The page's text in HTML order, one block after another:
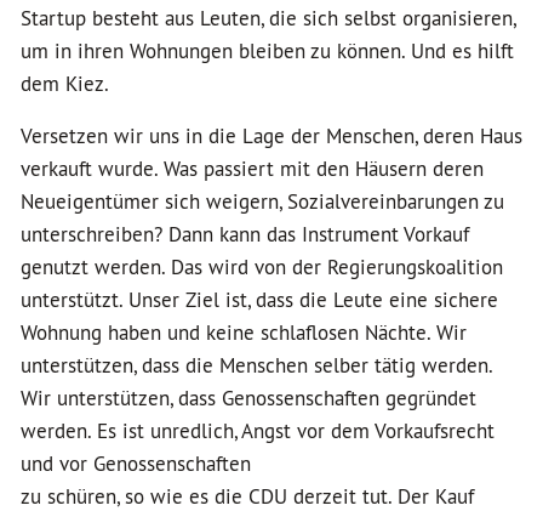
Startup besteht aus Leuten, die sich selbst organisieren,
um in ihren Wohnungen bleiben zu können. Und es hilft
dem Kiez.
Versetzen wir uns in die Lage der Menschen, deren Haus
verkauft wurde. Was passiert mit den Häusern deren
Neueigentümer sich weigern, Sozialvereinbarungen zu
unterschreiben? Dann kann das Instrument Vorkauf
genutzt werden. Das wird von der Regierungskoalition
unterstützt. Unser Ziel ist, dass die Leute eine sichere
Wohnung haben und keine schlaflosen Nächte. Wir
unterstützen, dass die Menschen selber tätig werden.
Wir unterstützen, dass Genossenschaften gegründet
werden. Es ist unredlich, Angst vor dem Vorkaufsrecht
und vor Genossenschaften
zu schüren, so wie es die CDU derzeit tut. Der Kauf